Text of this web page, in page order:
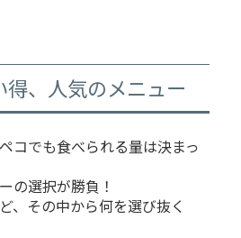
、人気のメニュー
コでも食べられる量は決まっ
の選択が勝負！
、その中から何を選び抜く